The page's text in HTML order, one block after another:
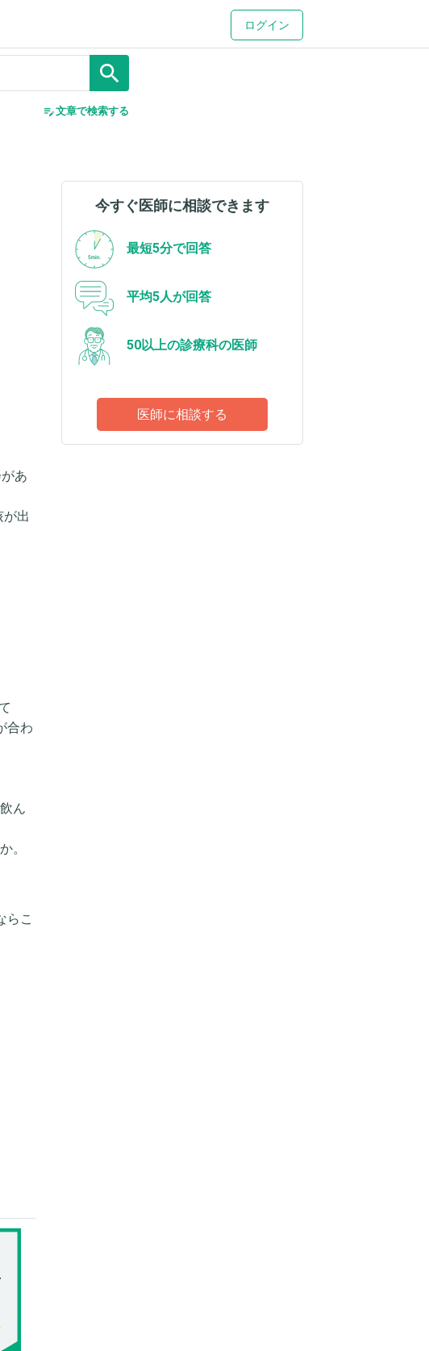
ログイン
search
edit_note文章で検索する
あ
出
合わ
ん
。
らこ
今すぐ医師に相談できます
最短5分で回答
平均5人が回答
50以上の診療科の医師
医師に相談する